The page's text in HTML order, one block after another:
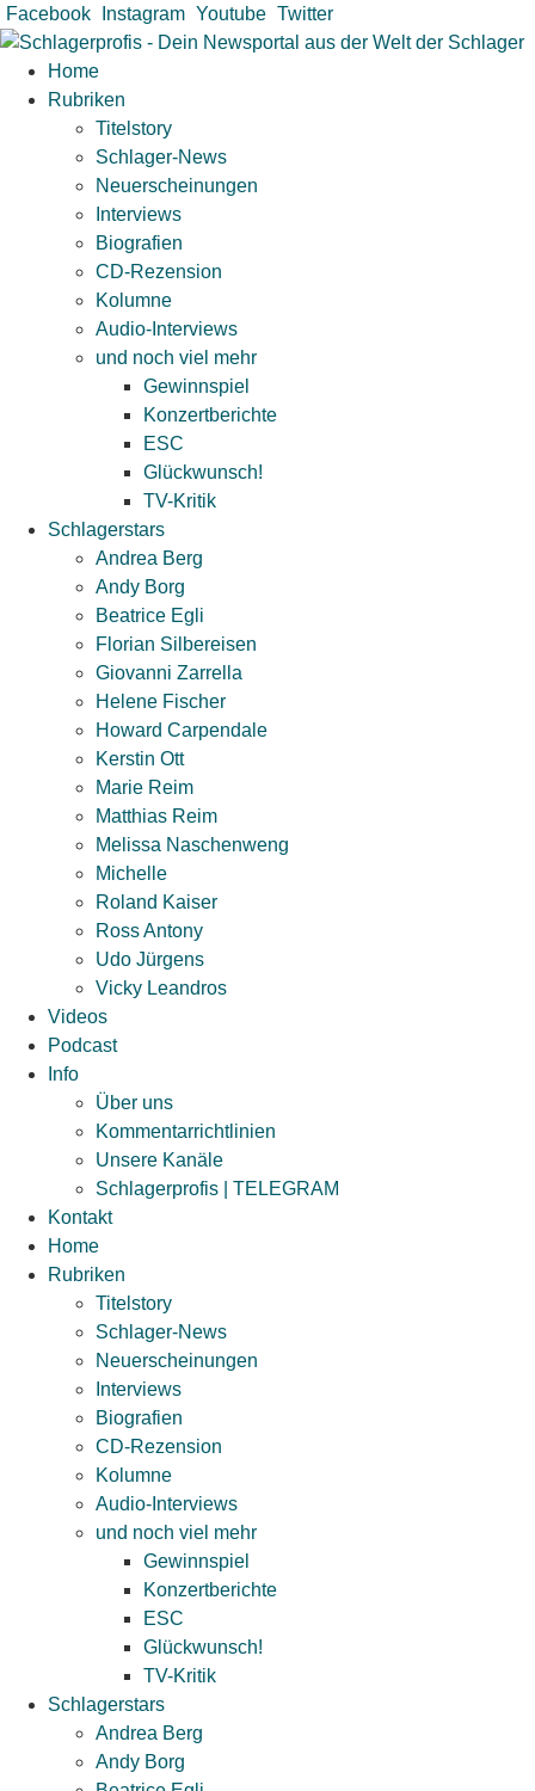
Zum
Inhalt
springen
Facebook Instagram Youtube Twitter
Home
Rubriken
Titelstory
Schlager-News
Neuerscheinungen
Interviews
Biografien
CD-Rezension
Kolumne
Audio-Interviews
und noch viel mehr
Gewinnspiel
Konzertberichte
ESC
Glückwunsch!
TV-Kritik
Schlagerstars
Andrea Berg
Andy Borg
Beatrice Egli
Florian Silbereisen
Giovanni Zarrella
Helene Fischer
Howard Carpendale
Kerstin Ott
Marie Reim
Matthias Reim
Melissa Naschenweng
Michelle
Roland Kaiser
Ross Antony
Udo Jürgens
Vicky Leandros
Videos
Podcast
Info
Über uns
Kommentarrichtlinien
Unsere Kanäle
Schlagerprofis | TELEGRAM
Kontakt
Home
Rubriken
Titelstory
Schlager-News
Neuerscheinungen
Interviews
Biografien
CD-Rezension
Kolumne
Audio-Interviews
und noch viel mehr
Gewinnspiel
Konzertberichte
ESC
Glückwunsch!
TV-Kritik
Schlagerstars
Andrea Berg
Andy Borg